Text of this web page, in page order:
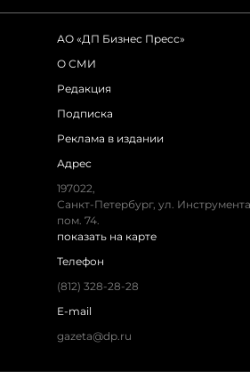
АО «ДП Бизнес Пресс»
О СМИ
Редакция
Подписка
Реклама в издании
Адрес
197022,
Санкт-Петербург, ул.
пом. 74.
показать на карте
Телефон
(812) 328-28-28
E-mail
gazeta@dp.ru